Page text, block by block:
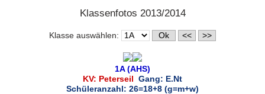
Klassenfotos 2013/2014
Klasse auswählen:
1A (AHS)
KV: Peterseil
Gang: E.Nt
Schüleranzahl: 26=18+8 (g=m+w)